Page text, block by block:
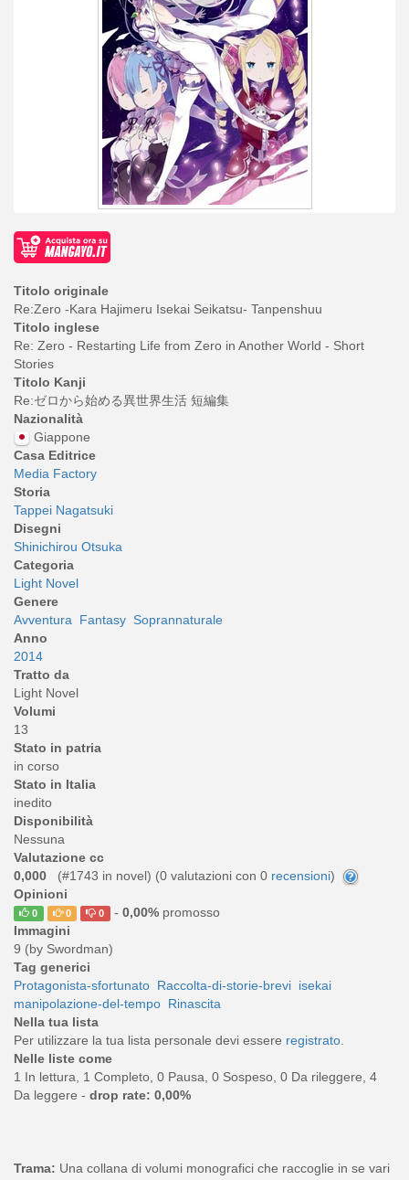
Titolo originale
Re:Zero -Kara Hajimeru Isekai Seikatsu- Tanpenshuu
Titolo inglese
Re: Zero - Restarting Life from Zero in Another World - Short
Stories
Titolo Kanji
Re:ゼロから始める異世界生活 短編集
Nazionalità
Giappone
Casa Editrice
Media Factory
Storia
Tappei Nagatsuki
Disegni
Shinichirou Otsuka
Categoria
Light Novel
Genere
Avventura
Fantasy Soprannaturale
Anno
2014
Tratto da
Light Novel
Volumi
13
Stato in patria
in corso
Stato in Italia
inedito
Disponibilità
Nessuna
Valutazione cc
0,000
(#1743 in novel) (0 valutazioni con 0 recensioni)
Opinioni
0 0 0 - 0,00%promosso
Immagini
9 (by Swordman)
Tag generici
Protagonista-sfortunato Raccolta-di-storie-brevi isekai
manipolazione-del-tempo Rinascita
Nella tua lista
Per utilizzare la tua lista personale devi essere registrato.
Nelle liste come
1 In lettura, 1 Completo, 0 Pausa, 0 Sospeso, 0 Da rileggere, 4
Da leggere - drop rate: 0,00%
Trama: Una collana di volumi monografici che raccoglie in se vari